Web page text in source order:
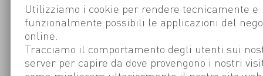
Utilizziamo i cookie per rendere tecnicamente e
funzionalmente possibili le applicazioni del
online.
Tracciamo il comportamento degli utenti sui
server per capire da dove provengono i nostri